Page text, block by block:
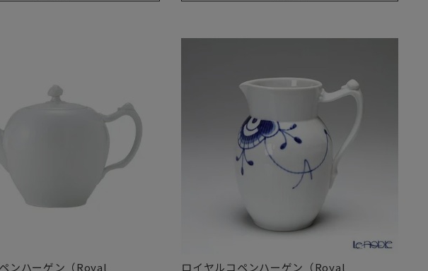
ンハーゲン（Royal
ロイヤルコペンハーゲン（Royal